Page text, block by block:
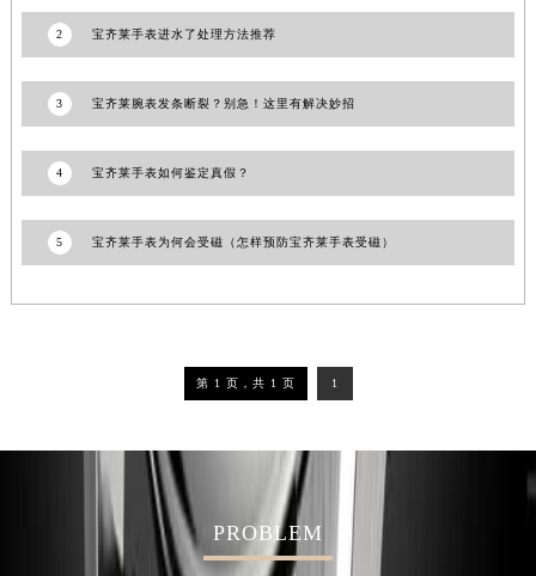
2 宝齐莱手表进水了处理方法推荐
3 宝齐莱腕表发条断裂？别急！这里有解决妙招
4 宝齐莱手表如何鉴定真假？
5 宝齐莱手表为何会受磁（怎样预防宝齐莱手表受磁）
第 1 页，共 1 页 1
PROBLEM